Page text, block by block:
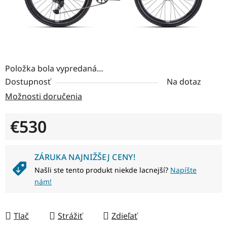
Položka bola vypredaná…
Dostupnosť
Na dotaz
Možnosti doručenia
€530
ZÁRUKA NAJNIŽŠEJ CENY!
Našli ste tento produkt niekde lacnejší? Napíšte
nám!
Tlač Strážiť Zdieľať